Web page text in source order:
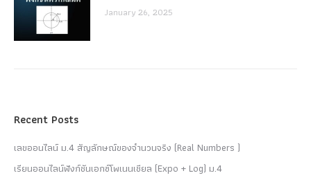
January 26, 2025
Recent Posts
เลขออนไลน์ ม.4 สัญลักษณ์ของจำนวนจริง (Real Numbers )
เรียนออนไลน์ฟังก์ชันเอกซ์โพเนนเชียล (Expo + Log) ม.4